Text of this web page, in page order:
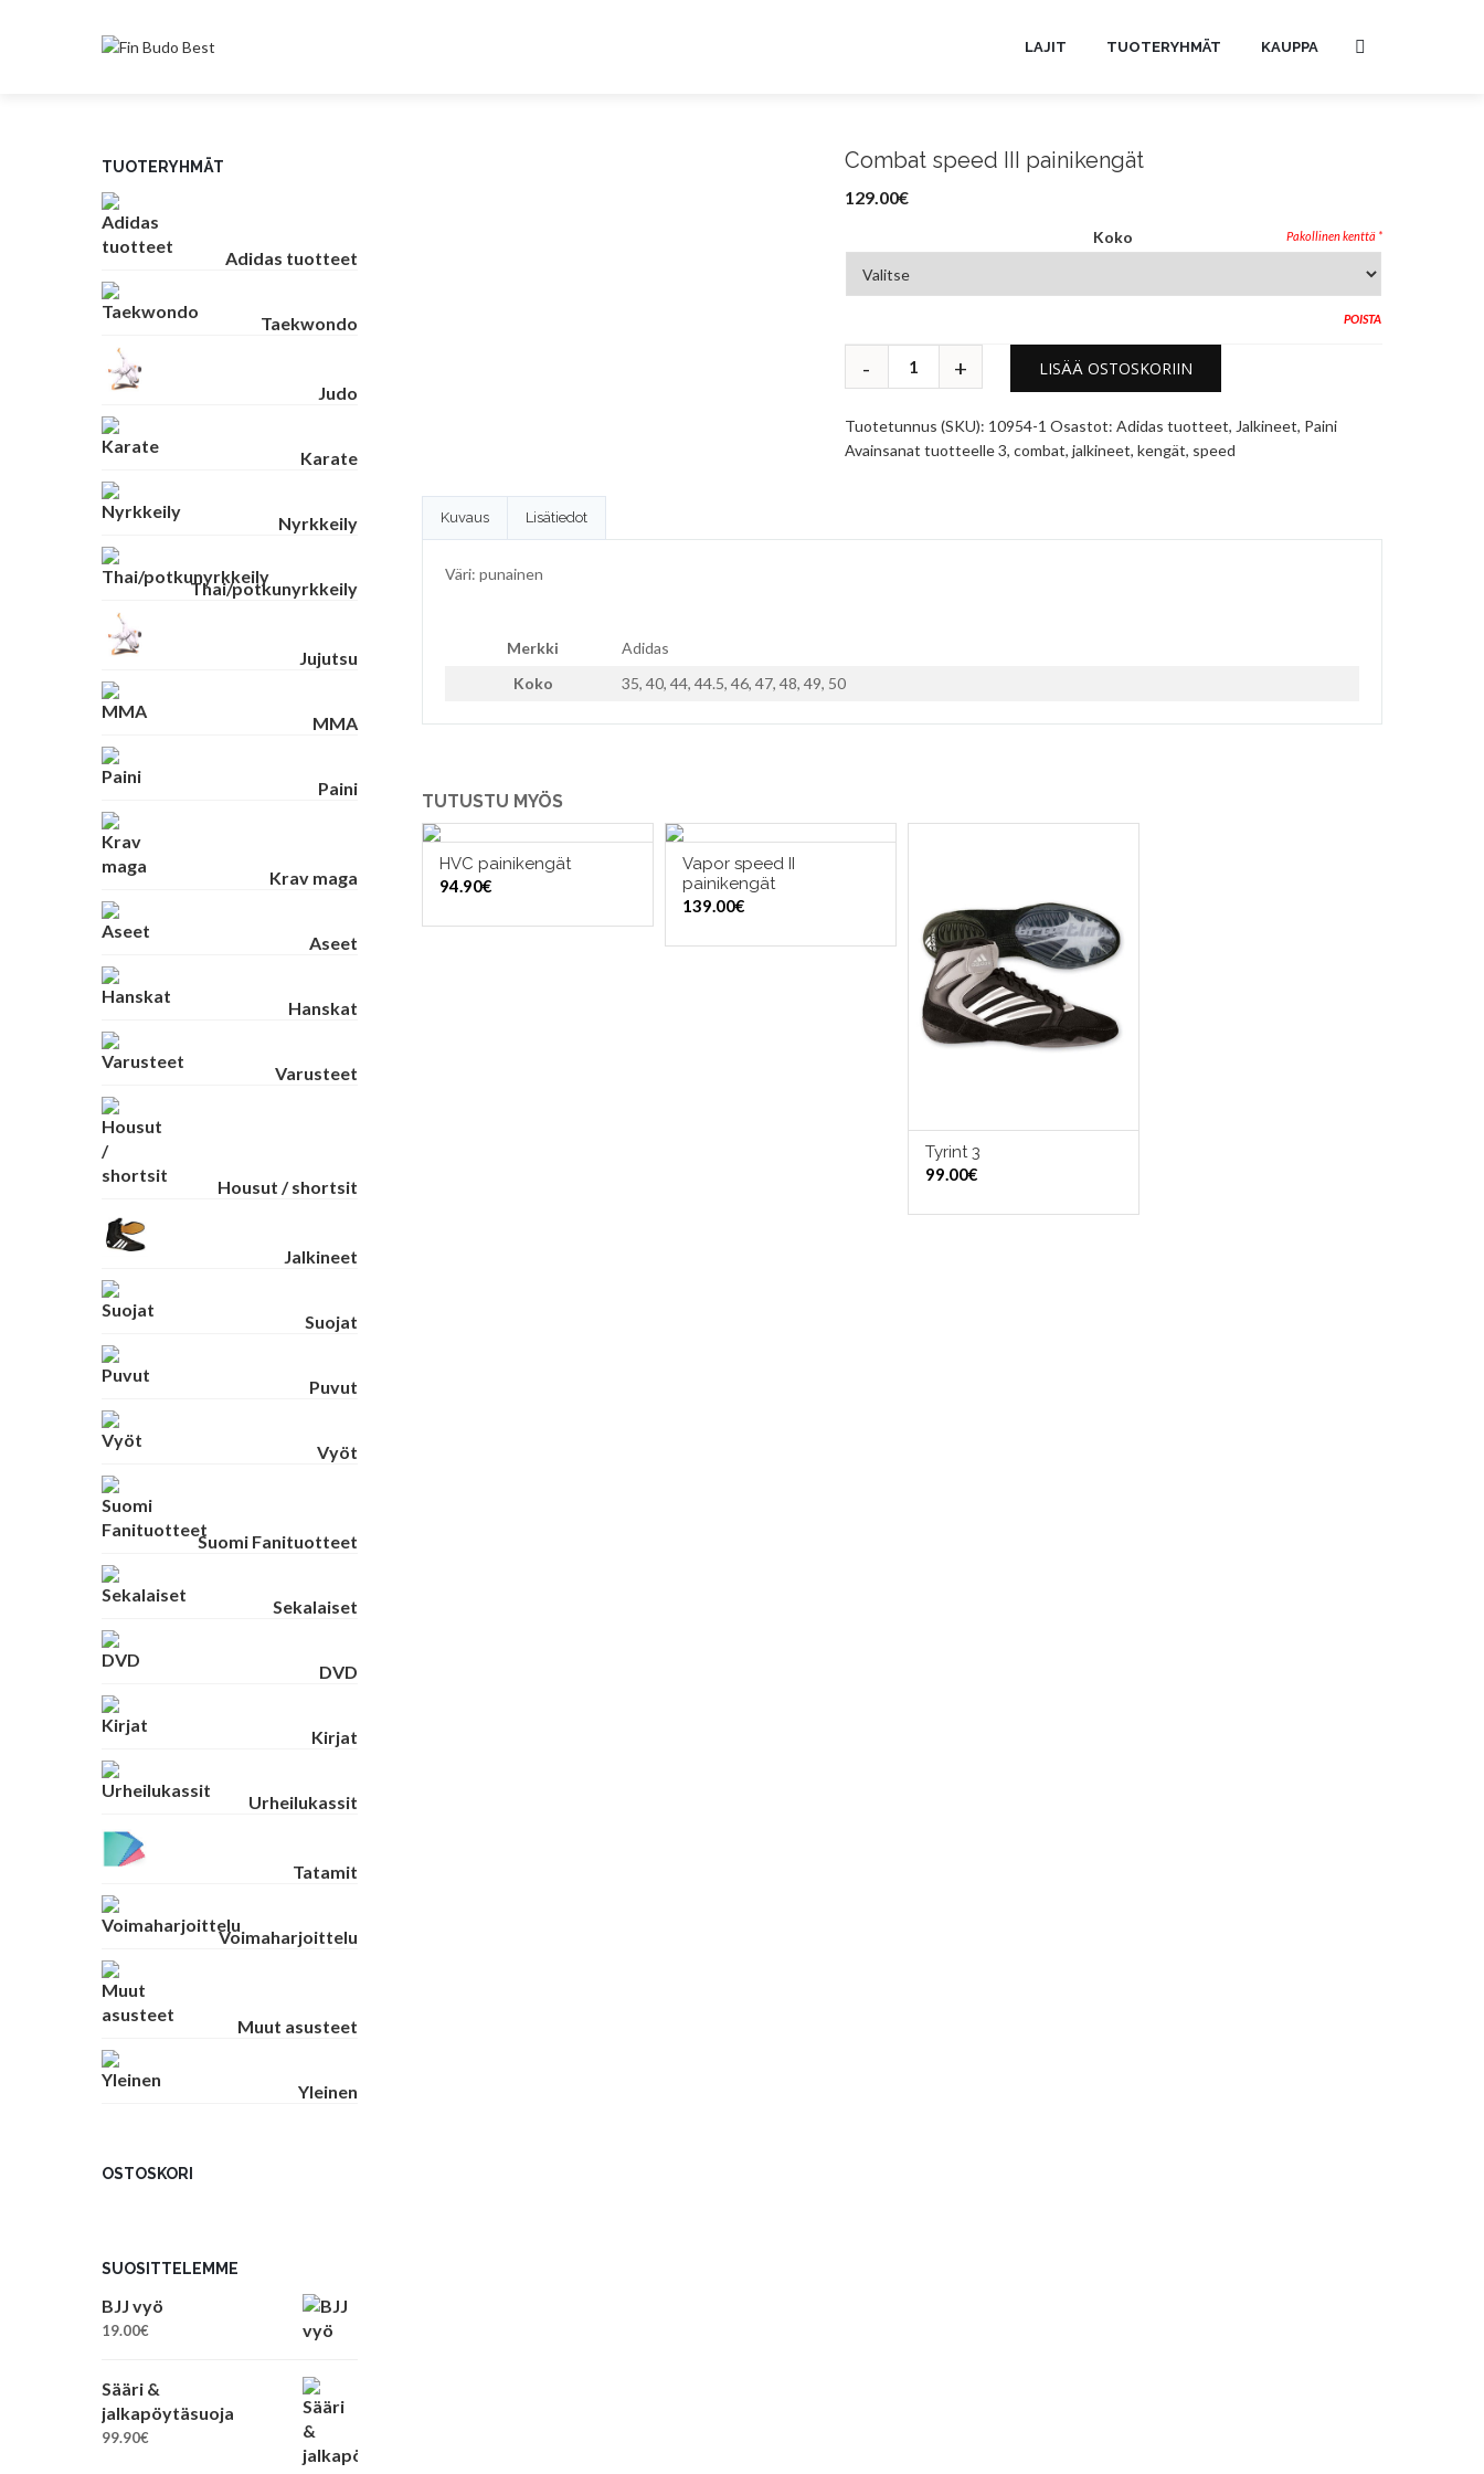
LAJIT TUOTERYHMÄT KAUPPA
Combat speed III painikengät
129.00€
Koko
POISTA
LISÄÄ OSTOSKORIIN
Tuotetunnus (SKU): 10954-1 Osastot: Adidas tuotteet, Jalkineet, Paini
Avainsanat tuotteelle3, combat, jalkineet, kengät, speed
Kuvaus Lisätiedot
Väri: punainen
Merkki
Adidas
Koko
35, 40, 44, 44.5, 46, 47, 48, 49, 50
TUTUSTU MYÖS
VALITSE VAIHTOEHDOISTA
HVC painikengät
94.90€
VALITSE VAIHTOEHDOISTA
Vapor speed II
painikengät
139.00€
VALITSE VAIHTOEHDOISTA
Tyrint 3
99.00€
TUOTERYHMÄT
Adidas tuotteet
Taekwondo
Judo
Karate
Nyrkkeily
Thai/potkunyrkkeily
Jujutsu
MMA
Paini
Krav maga
Aseet
Hanskat
Varusteet
Housut / shortsit
Jalkineet
Suojat
Puvut
Vyöt
Suomi Fanituotteet
Sekalaiset
DVD
Kirjat
Urheilukassit
Tatamit
Voimaharjoittelu
Muut asusteet
Yleinen
OSTOSKORI
SUOSITTELEMME
BJJ vyö
19.00€
Sääri &
jalkapöytäsuoja
99.90€